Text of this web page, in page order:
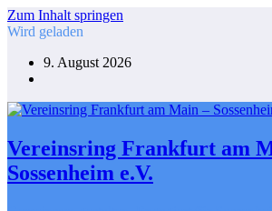
Zum Inhalt springen
Wird geladen
9. August 2026
Vereinsring Frankfurt am
Sossenheim e.V.